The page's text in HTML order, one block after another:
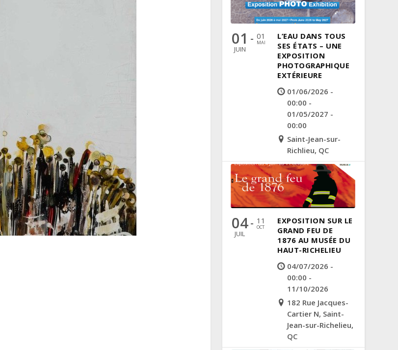
01
JUIN
- 01
MAI
L’EAU DANS TOUS
SES ÉTATS – UNE
EXPOSITION
PHOTOGRAPHIQUE
EXTÉRIEURE
01/06/2026 -
00:00 -
01/05/2027 -
00:00
Saint-Jean-sur-
Richlieu, QC
04
JUIL
- 11
OCT
EXPOSITION SUR LE
GRAND FEU DE
1876 AU MUSÉE DU
HAUT-RICHELIEU
04/07/2026 -
00:00 -
11/10/2026
182 Rue Jacques-
Cartier N, Saint-
Jean-sur-Richelieu,
QC